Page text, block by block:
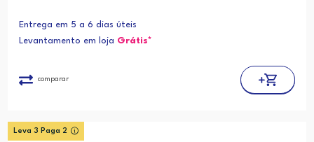
Entrega em 5 a 6 dias úteis
Levantamento em loja Grátis*
comparar
Leva 3 Paga 2